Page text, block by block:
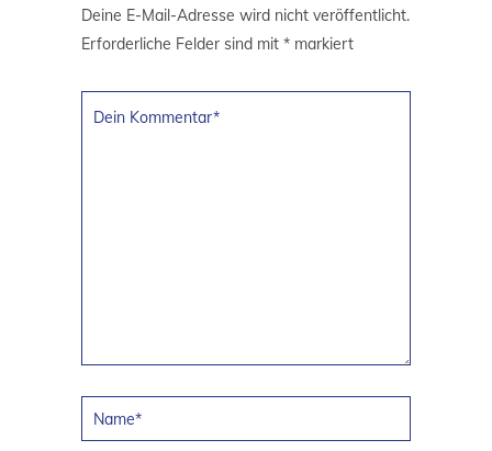
Deine E-Mail-Adresse wird nicht veröffentlicht.
Erforderliche Felder sind mit * markiert